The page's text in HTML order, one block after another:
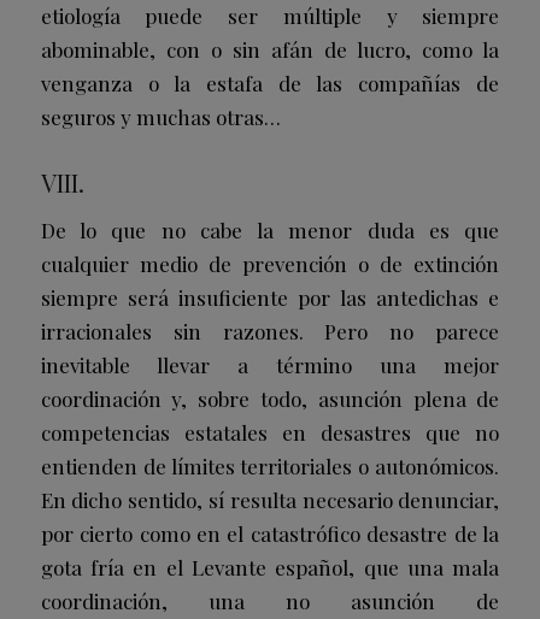
etiología puede ser múltiple y siempre
abominable, con o sin afán de lucro, como la
venganza o la estafa de las compañías de
seguros y muchas otras…
VIII.
De lo que no cabe la menor duda es que
cualquier medio de prevención o de extinción
siempre será insuficiente por las antedichas e
irracionales sin razones. Pero no parece
inevitable llevar a término una mejor
coordinación y, sobre todo, asunción plena de
competencias estatales en desastres que no
entienden de límites territoriales o autonómicos.
En dicho sentido, sí resulta necesario denunciar,
por cierto como en el catastrófico desastre de la
gota fría en el Levante español, que una mala
coordinación, una no asunción de